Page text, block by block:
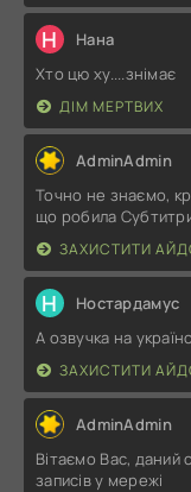
Н Нана
Хто цю ху....знімає
ДІМ МЕРТВИХ
AdminAdmin
Точно не знаємо,
що робила
ЗАХИСТИТИ
Н Ностардамус
А озвучка на
ЗАХИСТИТИ
AdminAdmin
Вітаємо Вас, даний
записів у мережі